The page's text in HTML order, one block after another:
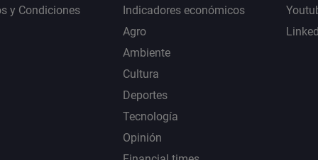
y Condiciones
Indicadores económicos
Agro
Ambiente
Cultura
Deportes
Tecnología
Opinión